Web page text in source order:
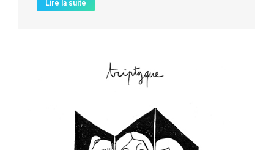
Lire la suite